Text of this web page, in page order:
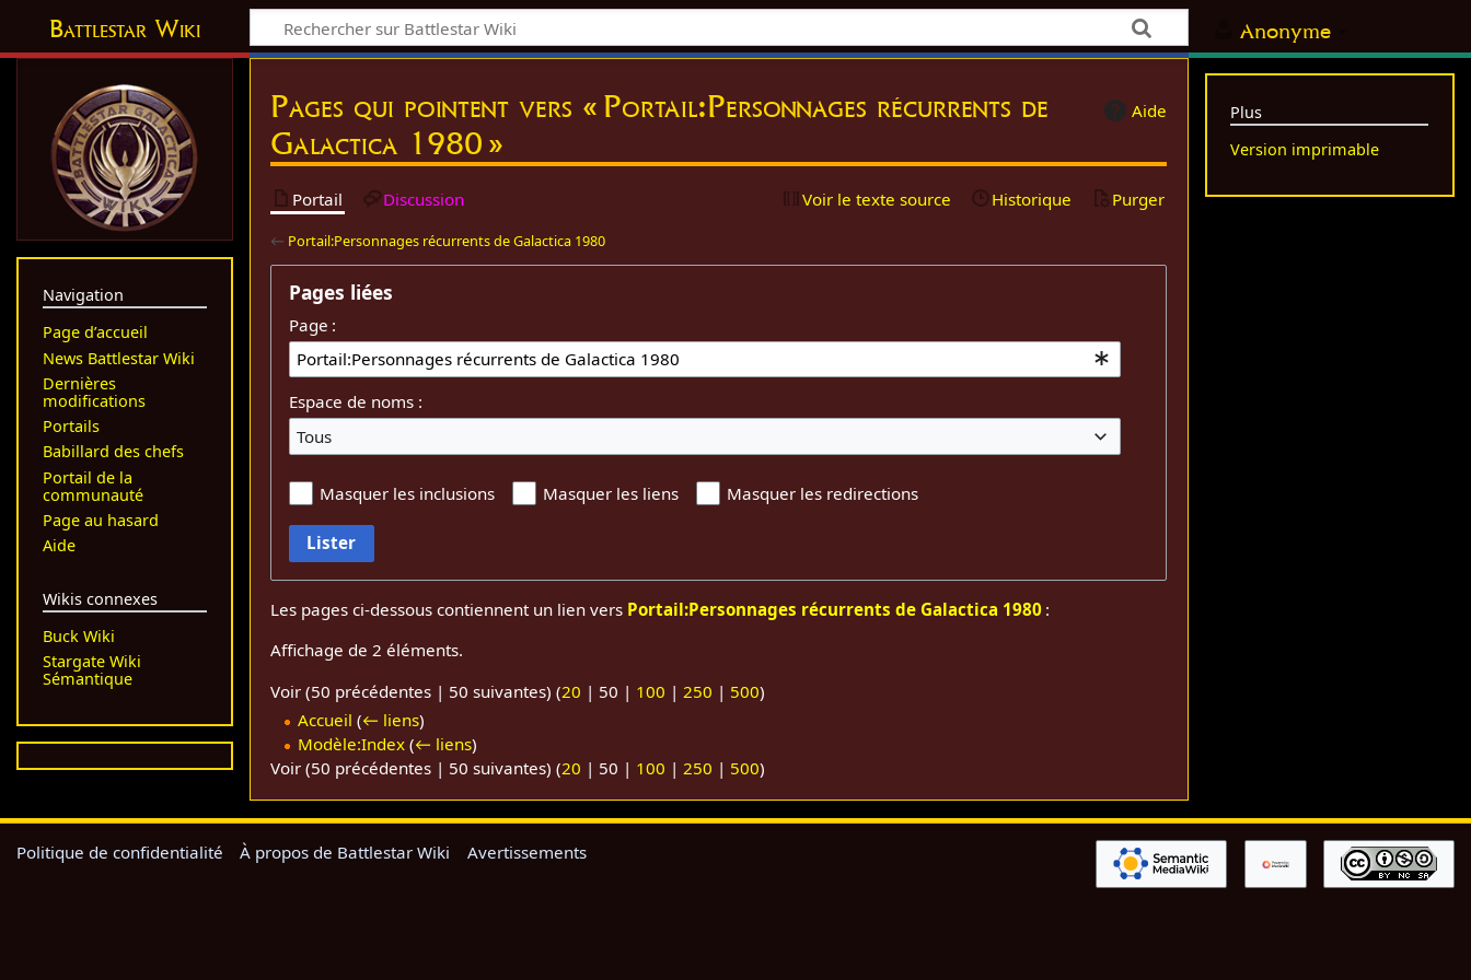
Anonyme
Battlestar Wiki
Aide
Pages qui pointent vers « Portail:Personnages récurrents de
Galactica 1980 »
Portail Discussion Voir le texte source Historique Purger
← Portail:Personnages récurrents de Galactica 1980
Pages liées
Page :
Espace de noms :
Tous
Masquer les inclusions Masquer les liens Masquer les redirections
Lister
Les pages ci-dessous contiennent un lien vers Portail:Personnages récurrents de Galactica 1980 :
Affichage de 2 éléments.
Voir (50 précédentes | 50 suivantes) (20 | 50 | 100 | 250 | 500)
Accueil (← liens)
Modèle:Index (← liens)
Voir (50 précédentes | 50 suivantes) (20 | 50 | 100 |250 | 500)
Navigation
Page d’accueil
News Battlestar Wiki
Dernières
modifications
Portails
Babillard des chefs
Portail de la
communauté
Page au hasard
Aide
Wikis connexes
Buck Wiki
Stargate Wiki
Sémantique
Plus
Version imprimable
Politique de confidentialité À propos de Battlestar Wiki Avertissements